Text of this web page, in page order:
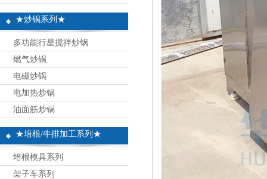
★炒锅系列★
多功能行星搅拌炒锅
燃气炒锅
电磁炒锅
电加热炒锅
油面筋炒锅
★培根/牛排加工系列★
培根模具系列
架子车系列